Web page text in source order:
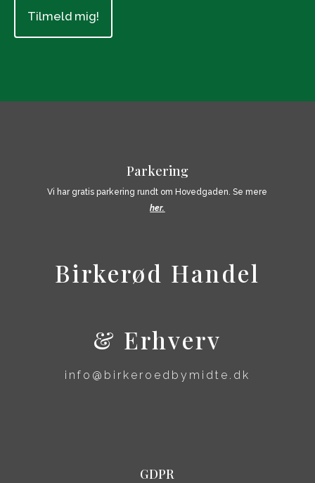
Parkering
Vi har gratis parkering rundt om Hovedgaden. Se mere
her.
​Birkerød Handel
& Erhverv
info@birkeroedbymidte.dk
GDPR